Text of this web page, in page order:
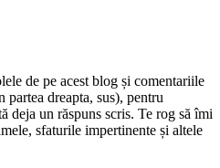
de pe acest blog și comentariile
partea dreapta, sus), pentru
deja un răspuns scris. Te rog să îmi
sfaturile impertinente și altele